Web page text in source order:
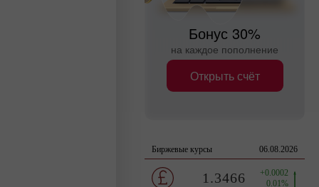
Бонус 30%
на каждое пополнение
Открыть счёт